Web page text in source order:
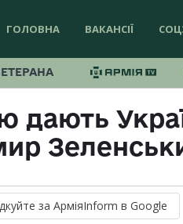
ГОЛОВНА ВАКАНСІЇ
дають
за АрміяInform в Google